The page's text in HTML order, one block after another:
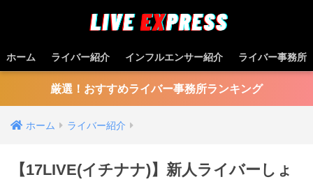
ホーム ライバー紹介 インフルエンサー紹介 ライバー事務所
厳選！おすすめライバー事務所ランキング
ホーム ライバー紹介
【17LIVE(イチナナ)】新人ライバーしょ